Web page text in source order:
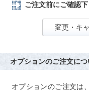
ご注文前にご確認
変更・キ
オプションのご注文につ
オプションのご注文は